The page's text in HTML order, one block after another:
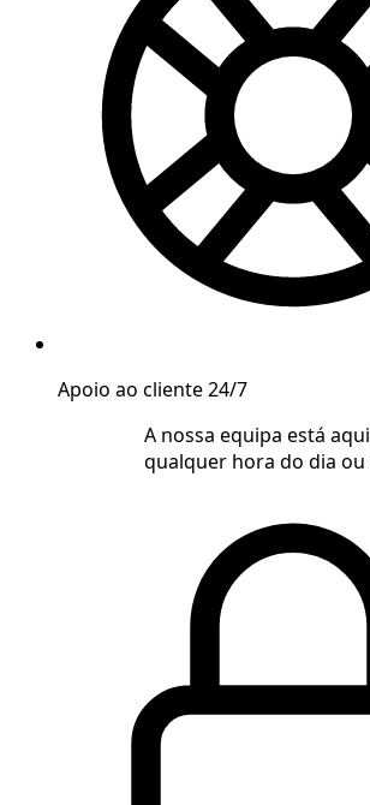
Apoio ao cliente 24/7
A nossa equipa está
qualquer hora do dia ou